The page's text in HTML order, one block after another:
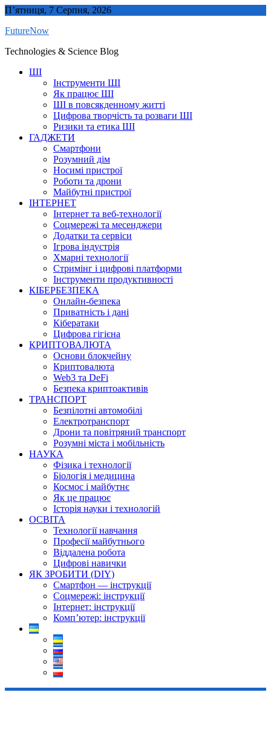
Skip
content
П’ятниця, 7 Серпня, 2026
FutureNow
Technologies & Science Blog
ШІ
Інструменти ШІ
Як працює ШІ
ШІ в повсякденному житті
Цифрова творчість та розваги ШІ
Ризики та етика ШІ
ГАДЖЕТИ
Смартфони
Розумний дім
Носимі пристрої
Роботи та дрони
Майбутні пристрої
ІНТЕРНЕТ
Інтернет та веб-технології
Соцмережі та месенджери
Додатки та сервіси
Ігрова індустрія
Хмарні технології
Стримінг і цифрові платформи
Інструменти продуктивності
КІБЕРБЕЗПЕКА
Онлайн-безпека
Приватність і дані
Кібератаки
Цифрова гігієна
КРИПТОВАЛЮТА
Основи блокчейну
Криптовалюта
Web3 та DeFi
Безпека криптоактивів
ТРАНСПОРТ
Безпілотні автомобілі
Електротранспорт
Дрони та повітряний транспорт
Розумні міста і мобільність
НАУКА
Фізика і технології
Біологія і медицина
Космос і майбутнє
Як це працює
Історія науки і технологій
ОСВІТА
Технології навчання
Професії майбутнього
Віддалена робота
Цифрові навички
ЯК ЗРОБИТИ (DIY)
Смартфон — інструкції
Соцмережі: інструкції
Інтернет: інструкції
Комп’ютер: інструкції